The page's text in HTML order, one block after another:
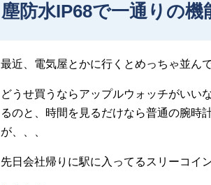
塵防水IP68で一通りの機
最近、電気屋とかに行くとめっちゃ並ん
どうせ買うならアップルウォッチがいい
るのと、時間を見るだけなら普通の腕時
が、、、
先日会社帰りに駅に入ってるスリーコイ